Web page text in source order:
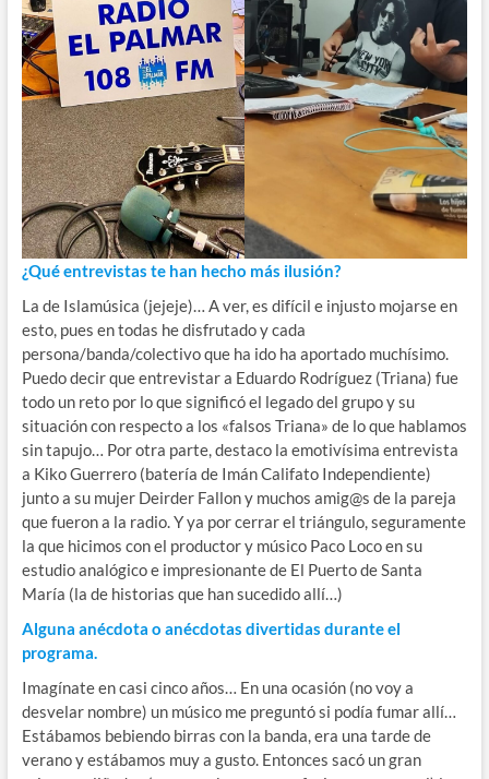
¿Qué entrevistas te han hecho más ilusión?
La de Islamúsica (jejeje)… A ver, es difícil e injusto mojarse en
esto, pues en todas he disfrutado y cada
persona/banda/colectivo que ha ido ha aportado muchísimo.
Puedo decir que entrevistar a Eduardo Rodríguez (Triana) fue
todo un reto por lo que significó el legado del grupo y su
situación con respecto a los «falsos Triana» de lo que hablamos
sin tapujo… Por otra parte, destaco la emotivísima entrevista
a Kiko Guerrero (batería de Imán Califato Independiente)
junto a su mujer Deirder Fallon y muchos amig@s de la pareja
que fueron a la radio. Y ya por cerrar el triángulo, seguramente
la que hicimos con el productor y músico Paco Loco en su
estudio analógico e impresionante de El Puerto de Santa
María (la de historias que han sucedido allí…)
Alguna anécdota o anécdotas divertidas durante el
programa.
Imagínate en casi cinco años… En una ocasión (no voy a
desvelar nombre) un músico me preguntó si podía fumar allí…
Estábamos bebiendo birras con la banda, era una tarde de
verano y estábamos muy a gusto. Entonces sacó un gran